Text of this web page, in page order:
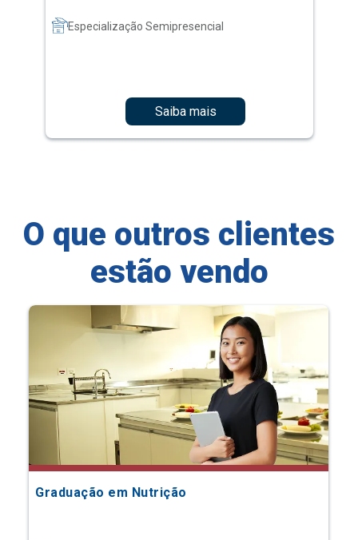
Especialização Semipresencial
Saiba mais
O que outros clientes
estão vendo
Graduação em Nutrição